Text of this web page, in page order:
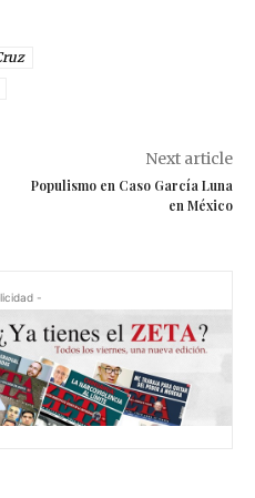
Next article
Populismo en Caso García Luna
en México
-